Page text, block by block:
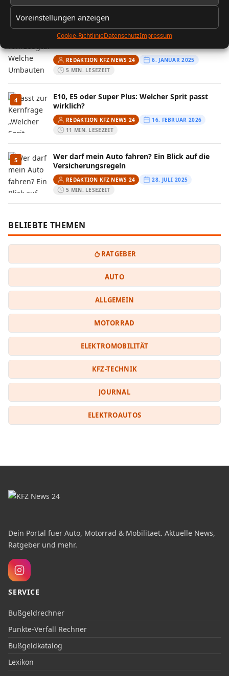
Voreinstellungen anzeigen
Cookie-RichtlinieDatenschutzImpressum
Fahrzeugtuning: Welche Umbauten sind legal
REDAKTION KFZ NEWS 24
6. JANUAR 2025
5 MIN. LESEZEIT
4
E10, E5 oder Super Plus: Welcher Sprit passt
wirklich?
REDAKTION KFZ NEWS 24
16. FEBRUAR 2026
11 MIN. LESEZEIT
5
Wer darf mein Auto fahren? Ein Blick auf die
Versicherungsregeln
REDAKTION KFZ NEWS 24
28. JULI 2025
5 MIN. LESEZEIT
BELIEBTE THEMEN
RATGEBER
AUTO
ALLGEMEIN
MOTORRAD
ELEKTROMOBILITÄT
KFZ-TECHNIK
JOURNAL
ELEKTROAUTOS
Dein Portal fuer Auto, Motorrad & Mobilitaet. Aktuelle News,
Ratgeber und mehr.
SERVICE
Bußgeldrechner
Punkte-Verfall Rechner
Bußgeldkatalog
Lexikon